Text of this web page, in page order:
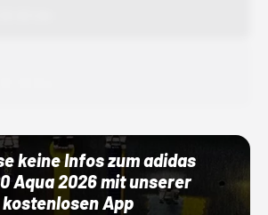
keine Infos zum adidas
Aqua 2026 mit unserer
kostenlosen App